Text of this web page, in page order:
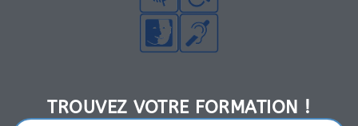
TROUVEZ VOTRE FORMATION !​